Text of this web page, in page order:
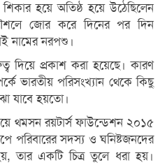
শিকার হয়ে অতিষ্ঠ হয়ে উঠেছিলেন
জোর করে দিনের পর দিন
নামের নরপশু।
দিয়ে প্রকাশ করা হয়েছে। কারণ
ভারতীয় পরিসংখ্যান থেকে কিছু
যাবে হয়তো।
থমসন রয়টার্স ফাউন্ডেশন ২০১৫
পরিবারের সদস্য ও ঘনিষ্টজনদের
হয়, তার একটি চিত্র তুলে ধরা হয়।